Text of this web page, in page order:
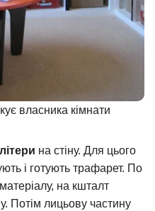
власника кімнати
на стіну. Для цього
і готують трафарет. По
на кшталт
Потім лицьову частину